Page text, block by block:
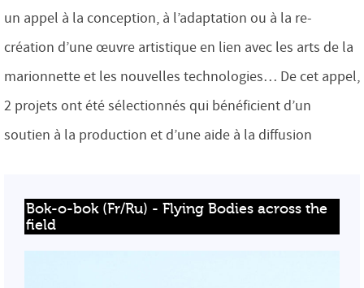
un appel à la conception, à l’adaptation ou à la re-
création d’une œuvre artistique en lien avec les arts de la
marionnette et les nouvelles technologies… De cet appel,
2 projets ont été sélectionnés qui bénéficient d’un
soutien à la production et d’une aide à la diffusion
Bok-o-bok (Fr/Ru) - Flying Bodies across the
field